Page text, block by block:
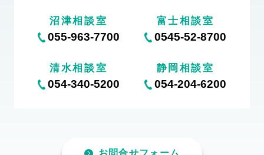
沼津相談室
055-963-7700
富士相談室
0545-52-8700
清水相談室
054-340-5200
静岡相談室
054-204-6200
お問合せフォーム